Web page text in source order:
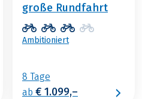
große Rundfahrt
Ambitioniert
8 Tage
ab € 1.099,–